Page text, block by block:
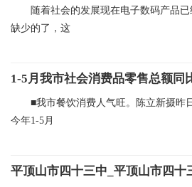
随着社会的发展现在电子数码产品
缺少的了，这
1-5月我市社会消费品零售总额同
■我市餐饮消费人气旺。陈立新摄昨
今年1-5月
平顶山市四十三中_平顶山市四十